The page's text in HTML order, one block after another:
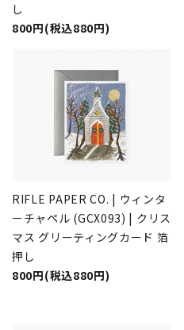
し
800円(税込880円)
RIFLE PAPER CO. | ウィンタ
ーチャペル (GCX093) | クリス
マス グリーティングカード 箔
押し
800円(税込880円)